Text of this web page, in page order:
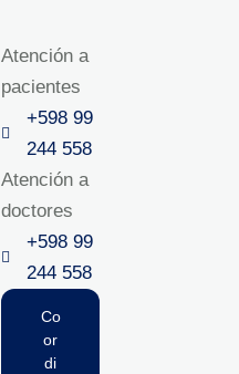
Atención a
pacientes
+598 99
244 558
Atención a
doctores
+598 99
244 558‬‬
Co
or
di